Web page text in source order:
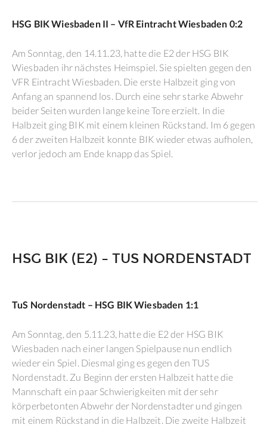
HSG BIK Wiesbaden II – VfR Eintracht Wiesbaden 0:2
Am Sonntag, den 14.11.23, hatte die E2 der HSG BIK
Wiesbaden ihr nächstes Heimspiel. Sie spielten gegen den
VFR Eintracht Wiesbaden. Die erste Halbzeit ging von
Anfang an spannend los. Durch eine sehr starke Abwehr
beider Seiten wurden lange keine Tore erzielt. In die
Halbzeit ging BIK mit einem kleinen Rückstand. Im 6 gegen
6 der zweiten Halbzeit konnte BIK wieder etwas aufholen,
verlor jedoch am Ende knapp das Spiel.
HSG BIK (E2) – TUS NORDENSTADT
TuS Nordenstadt – HSG BIK Wiesbaden 1:1
Am Sonntag, den 5.11.23, hatte die E2 der HSG BIK
Wiesbaden nach einer langen Spielpause nun endlich
wieder ein Spiel. Diesmal ging es gegen den TUS
Nordenstadt. Zu Beginn der ersten Halbzeit hatte die
Mannschaft ein paar Schwierigkeiten mit der sehr
körperbetonten Abwehr der Nordenstadter und gingen
mit einem Rückstand in die Halbzeit. Die zweite Halbzeit